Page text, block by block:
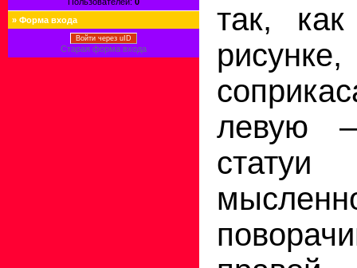
» Форма входа
Войти через uID
Старая форма входа
так,
левую